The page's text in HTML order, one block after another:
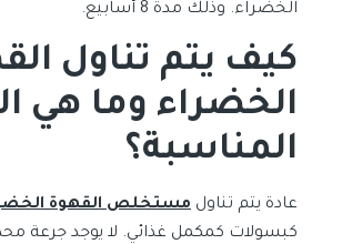
الخضراء. وذلك مدة 8 أسابيع.
كيف يتم تناول
الخضراء وما هي
المناسبة؟
عادة يتم تناول مستخلص القهوة
كبسولات كمكمل غذائي. لا يوجد جرعة